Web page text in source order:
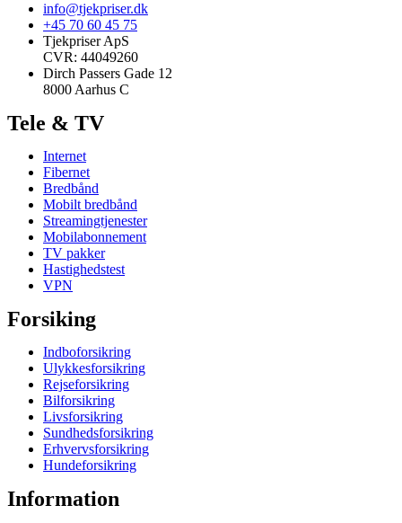
info@tjekpriser.dk
+45 70 60 45 75
Tjekpriser ApS
CVR: 44049260
Dirch Passers Gade 12
8000 Aarhus C
Tele & TV
Internet
Fibernet
Bredbånd
Mobilt bredbånd
Streamingtjenester
Mobilabonnement
TV pakker
Hastighedstest
VPN
Forsiking
Indboforsikring
Ulykkesforsikring
Rejseforsikring
Bilforsikring
Livsforsikring
Sundhedsforsikring
Erhvervsforsikring
Hundeforsikring
Information